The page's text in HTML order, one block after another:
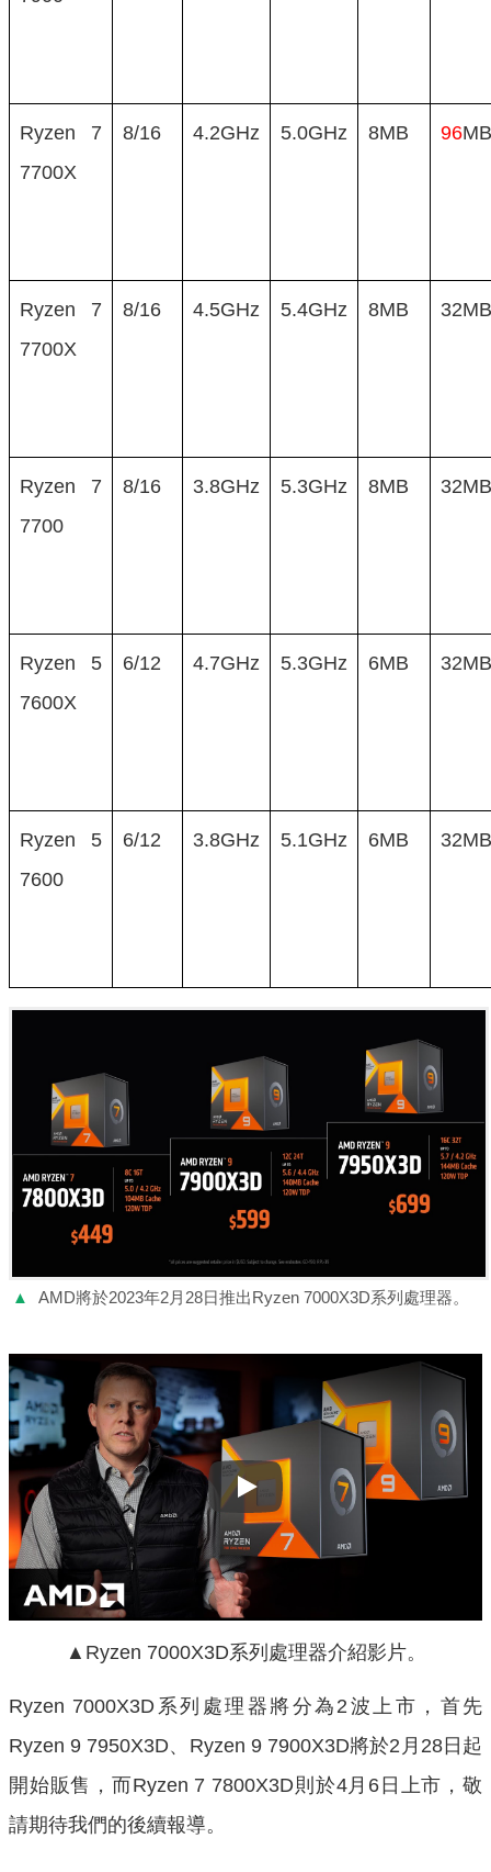
Ryzen 7
7700X
8/16 4.2GHz 5.0GHz 8MB 96MB
Ryzen 7
7700X
8/16 4.5GHz 5.4GHz 8MB 32MB
Ryzen 7
7700
8/16 3.8GHz 5.3GHz 8MB 32MB
Ryzen 5
7600X
6/12 4.7GHz 5.3GHz 6MB 32MB
Ryzen 5
7600
6/12 3.8GHz 5.1GHz 6MB 32MB
▲ AMD將於2023年2月28日推出Ryzen 7000X3D系列處理器。
Play
▲Ryzen 7000X3D系列處理器介紹影片。
Ryzen 7000X3D系列處理器將分為2波上市，首先
Ryzen 9 7950X3D、Ryzen 9 7900X3D將於2月28日起
開始販售，而Ryzen 7 7800X3D則於4月6日上市，敬
請期待我們的後續報導。